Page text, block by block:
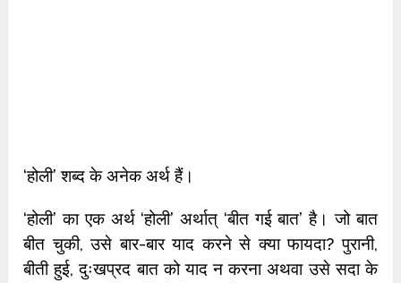
‘होली’ शब्द के अनेक अर्थ हैं।
‘होली’ का एक अर्थ ‘होली’ अर्थात् ‘बीत गई बात’ है। जो बात
बीत चुकी, उसे बार-बार याद करने से क्या फायदा? पुरानी,
बीती हुई, दुःखप्रद बात को याद न करना अथवा उसे सदा के